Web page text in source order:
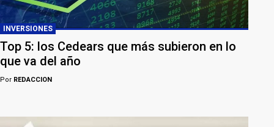
INVERSIONES
Top 5: los Cedears que más subieron en lo
que va del año
Por REDACCION